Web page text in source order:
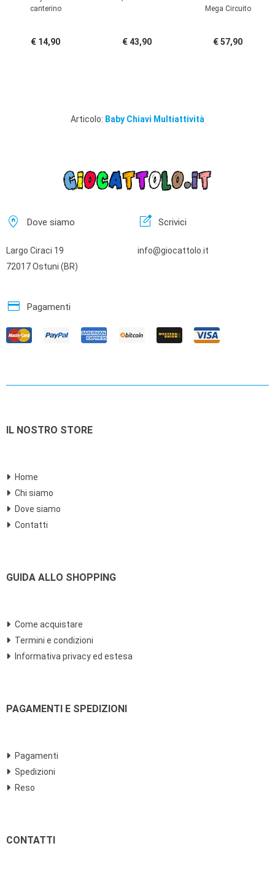
canterino
€ 14,90 € 43,90
Mega Circuito
€ 57,90
Articolo: Baby Chiavi Multiattività
home_pin Dove siamo
Largo Ciraci 19
72017 Ostuni (BR)
edit_square Scrivici
info@giocattolo.it
credit_card Pagamenti
IL NOSTRO STORE
Home
Chi siamo
Dove siamo
Contatti
GUIDA ALLO SHOPPING
Come acquistare
Termini e condizioni
Informativa privacy ed estesa
PAGAMENTI E SPEDIZIONI
Pagamenti
Spedizioni
Reso
CONTATTI